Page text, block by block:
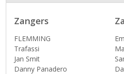
Zangers
FLEMMING
Trafassi
Jan Smit
Danny Panadero